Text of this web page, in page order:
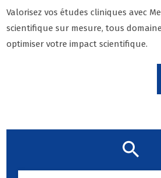
Valorisez vos études cliniques avec
scientifique sur mesure, tous
optimiser votre impact scientifique.